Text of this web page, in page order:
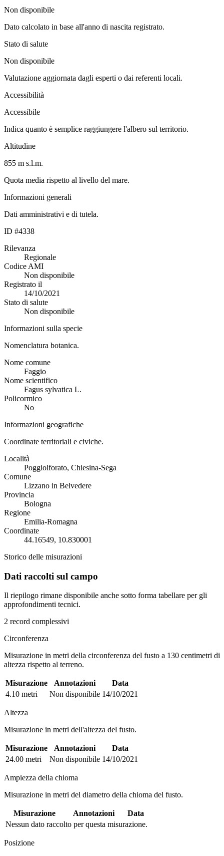
Non disponibile
Dato calcolato in base all'anno di nascita registrato.
Stato di salute
Non disponibile
Valutazione aggiornata dagli esperti o dai referenti locali.
Accessibilità
Accessibile
Indica quanto è semplice raggiungere l'albero sul territorio.
Altitudine
855 m s.l.m.
Quota media rispetto al livello del mare.
Informazioni generali
Dati amministrativi e di tutela.
ID #4338
Rilevanza
Regionale
Codice AMI
Non disponibile
Registrato il
14/10/2021
Stato di salute
Non disponibile
Informazioni sulla specie
Nomenclatura botanica.
Nome comune
Faggio
Nome scientifico
Fagus sylvatica L.
Policormico
No
Informazioni geografiche
Coordinate territoriali e civiche.
Località
Poggiolforato, Chiesina-Sega
Comune
Lizzano in Belvedere
Provincia
Bologna
Regione
Emilia-Romagna
Coordinate
44.16549, 10.830001
Storico delle misurazioni
Dati raccolti sul campo
Il riepilogo rimane disponibile anche sotto forma tabellare per gli
approfondimenti tecnici.
2 record complessivi
Circonferenza
Misurazione in metri della circonferenza del fusto a 130 centimetri di
altezza rispetto al terreno.
Misurazione Annotazioni
Data
4.10 metri
Non disponibile 14/10/2021
Altezza
Misurazione in metri dell'altezza del fusto.
Misurazione Annotazioni
Data
24.00 metri
Non disponibile 14/10/2021
Ampiezza della chioma
Misurazione in metri del diametro della chioma del fusto.
Misurazione Annotazioni
Data
Nessun dato raccolto per questa misurazione.
Posizione